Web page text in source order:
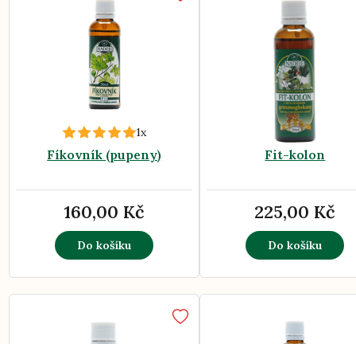
1x
Fíkovník (pupeny)
160,00 Kč
Do košíku
Fit-kolon
225,00 Kč
Do košíku